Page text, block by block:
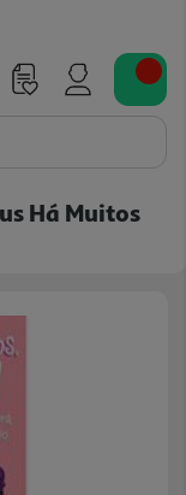
Há Muitos